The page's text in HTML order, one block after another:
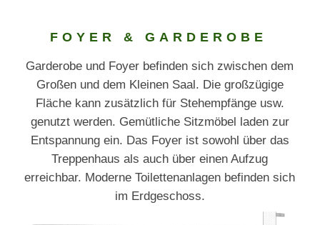
FOYER & GARDEROBE
Garderobe und Foyer befinden sich zwischen dem
Großen und dem Kleinen Saal. Die großzügige
Fläche kann zusätzlich für Stehempfänge usw.
genutzt werden. Gemütliche Sitzmöbel laden zur
Entspannung ein. Das Foyer ist sowohl über das
Treppenhaus als auch über einen Aufzug
erreichbar. Moderne Toilettenanlagen befinden sich
im Erdgeschoss.